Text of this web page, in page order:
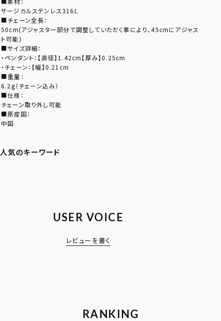
サージカルステンレス316L
■チェーン全長：
50cm(アジャスター部分で調整していただく事により、45cmにアジャス
ト可能)
■サイズ詳細：
・ペンダント：【直径】1.42cm【厚み】0.25cm
・チェーン：【幅】0.21cm
■重量：
6.2g（チェーン込み）
■仕様：
チェーン取り外し可能
■原産国：
中国
USER VOICE
レビューを書く
RANKING